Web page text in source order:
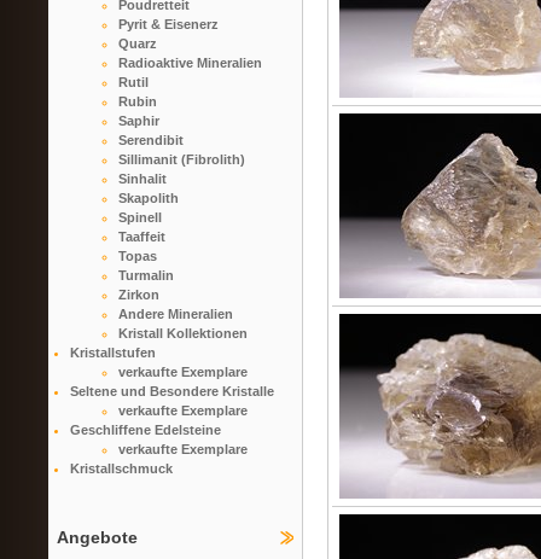
Poudretteit
Pyrit & Eisenerz
Quarz
Radioaktive Mineralien
Rutil
Rubin
Saphir
Serendibit
Sillimanit (Fibrolith)
Sinhalit
Skapolith
Spinell
Taaffeit
Topas
Turmalin
Zirkon
Andere Mineralien
Kristall Kollektionen
Kristallstufen
verkaufte Exemplare
Seltene und Besondere Kristalle
verkaufte Exemplare
Geschliffene Edelsteine
verkaufte Exemplare
Kristallschmuck
Angebote